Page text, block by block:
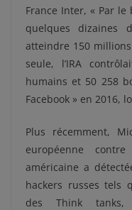
France Inter, « Par
quelques dizaines
atteindre 150
seule, l’IRA
humains et 50 258
Facebook » en 2016,
Plus récemment,
européenne
américaine a
hackers russes tels
des Think